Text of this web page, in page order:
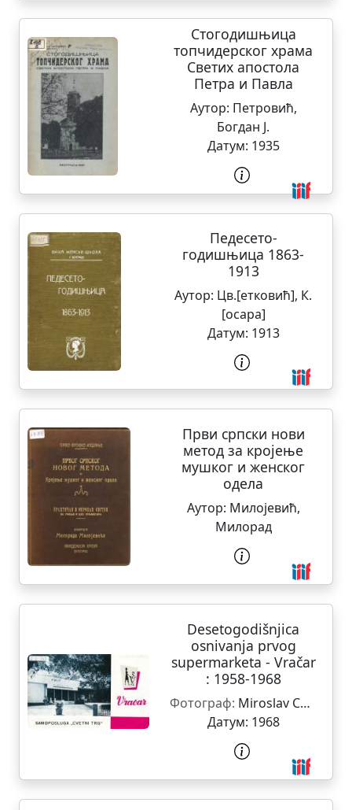
Стогодишњица
топчидерског храма
Светих апостола
Петра и Павла
Аутор: Петровић,
Богдан Ј.
Датум: 1935
Педесето-
годишњица 1863-
1913
Аутор: Цв.[етковић], К.
[осара]
Датум: 1913
Први српски нови
метод за кројење
мушког и женског
одела
Аутор: Милојевић,
Милорад
Desetogodišnjica
osnivanja prvog
supermarketa - Vračar
: 1958-1968
Фотограф: Miroslav Cvetković
Датум: 1968